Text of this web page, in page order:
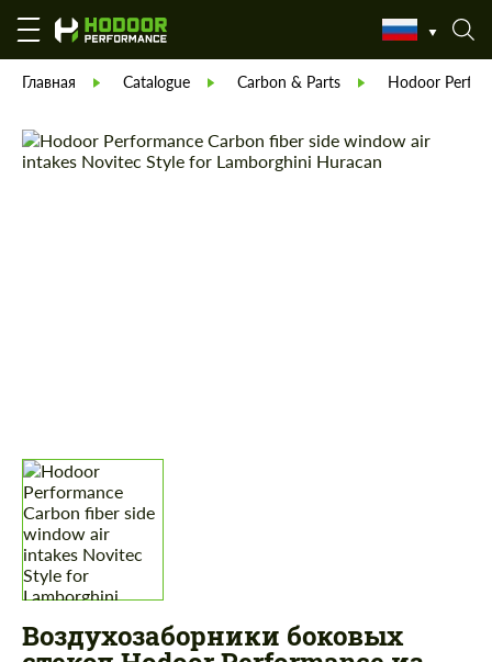
Главная Catalogue Carbon & Parts Hodoor
Воздухозаборники боковых